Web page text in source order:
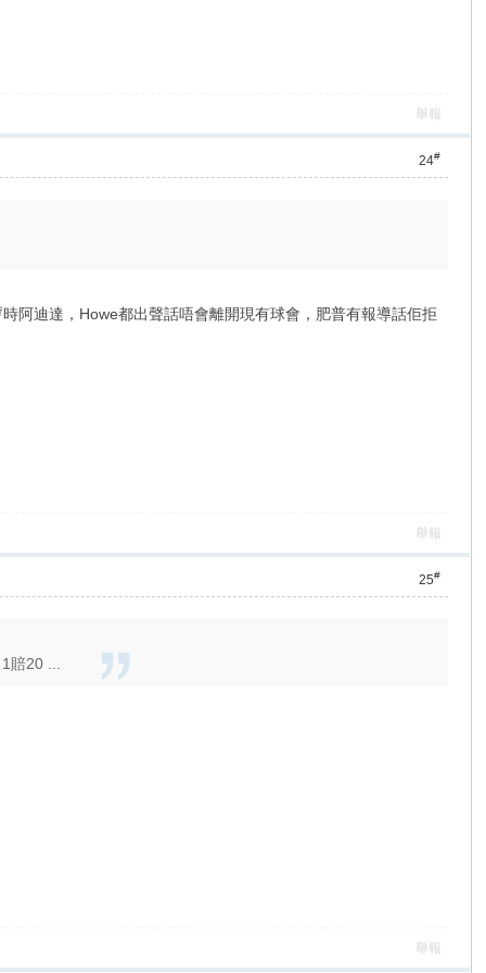
舉報
24#
阿迪達，Howe都出聲話唔會離開現有球會，肥普有報導話佢拒
舉報
25#
賠20 ...
舉報